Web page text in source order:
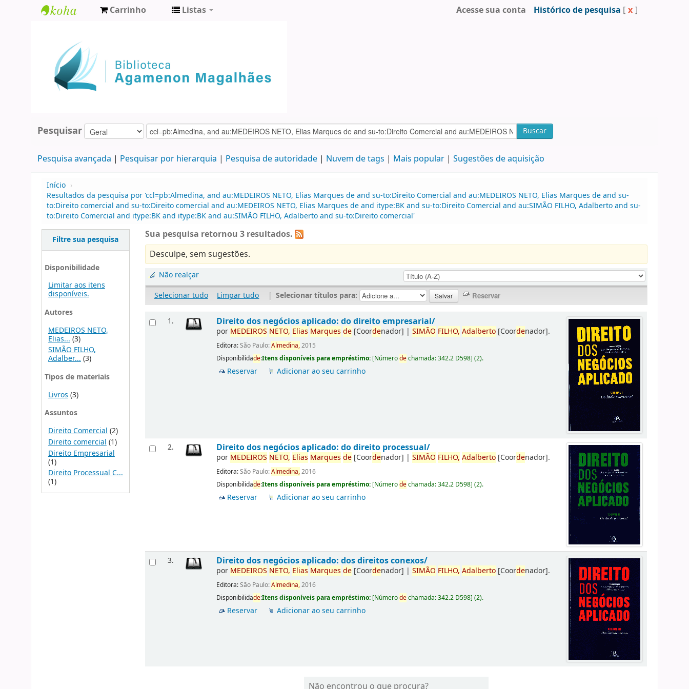
Agamenon
Magalhães
Carrinho Listas Acesse sua conta Histórico de pesquisa [ x ]
Pesquisar Buscar
Pesquisa avançada Pesquisar por hierarquia Pesquisa de autoridade Nuvem de tags Mais popular Sugestões de aquisição
Início ›
Resultados da pesquisa por 'ccl=pb:Almedina, and au:MEDEIROS NETO, Elias Marques de and su-to:Direito Comercial and au:MEDEIROS NETO, Elias Marques de and su-
to:Direito comercial and su-to:Direito comercial and au:MEDEIROS NETO, Elias Marques de and itype:BK and su-to:Direito Comercial and au:SIMÃO FILHO, Adalberto and su-
to:Direito Comercial and itype:BK and itype:BK and au:SIMÃO FILHO, Adalberto and su-to:Direito comercial'
Filtre sua pesquisa
Disponibilidade
Limitar aos itens
disponíveis.
Autores
MEDEIROS NETO,
Elias... (3)
SIMÃO FILHO,
Adalber...(3)
Tipos de materiais
Livros (3)
Assuntos
Direito Comercial (2)
Direito comercial (1)
Direito Empresarial
(1)
Direito Processual C...
(1)
Sua pesquisa retornou 3 resultados.
Desculpe, sem sugestões.
Não realçar
Selecionar tudo
Limpar tudo | Selecionar títulos para:
1. Direito dos negócios aplicado: do direito empresarial/
por MEDEIROS NETO, Elias Marques de [Coordenador] |SIMÃO FILHO, Adalberto [Coordenador].
Editora:São Paulo:Almedina,2015
Disponibilidade:Itens disponíveis para empréstimo: [Númerodechamada:342.2 D598](2).
Reservar Adicionar ao seu carrinho
2. Direito dos negócios aplicado: do direito processual/
por MEDEIROS NETO, Elias Marques de [Coordenador] |SIMÃO FILHO, Adalberto [Coordenador].
Editora:São Paulo:Almedina,2016
Disponibilidade:Itens disponíveis para empréstimo: [Númerodechamada:342.2 D598](2).
Reservar Adicionar ao seu carrinho
3. Direito dos negócios aplicado: dos direitos conexos/
por MEDEIROS NETO, Elias Marques de [Coordenador] |SIMÃO FILHO, Adalberto [Coordenador].
Editora:São Paulo:Almedina,2016
Disponibilidade:Itens disponíveis para empréstimo: [Númerodechamada:342.2 D598](2).
Reservar Adicionar ao seu carrinho